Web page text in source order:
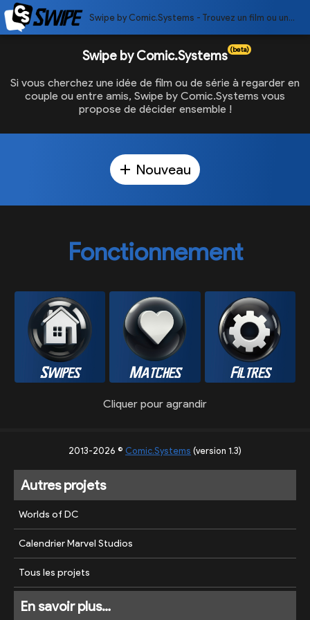
Swipe by Comic.Systems - Trouvez un film ou une série à plusieurs
Swipe by Comic.Systems (beta)
Si vous cherchez une idée de film ou de série à regarder en
couple ou entre amis, Swipe by Comic.Systems vous
propose de décider ensemble !
Fonctionnement
Cliquer pour agrandir
2013-2026 © Comic.Systems (version 1.3)
Autres projets
Worlds of DC
Calendrier Marvel Studios
Tous les projets
En savoir plus…